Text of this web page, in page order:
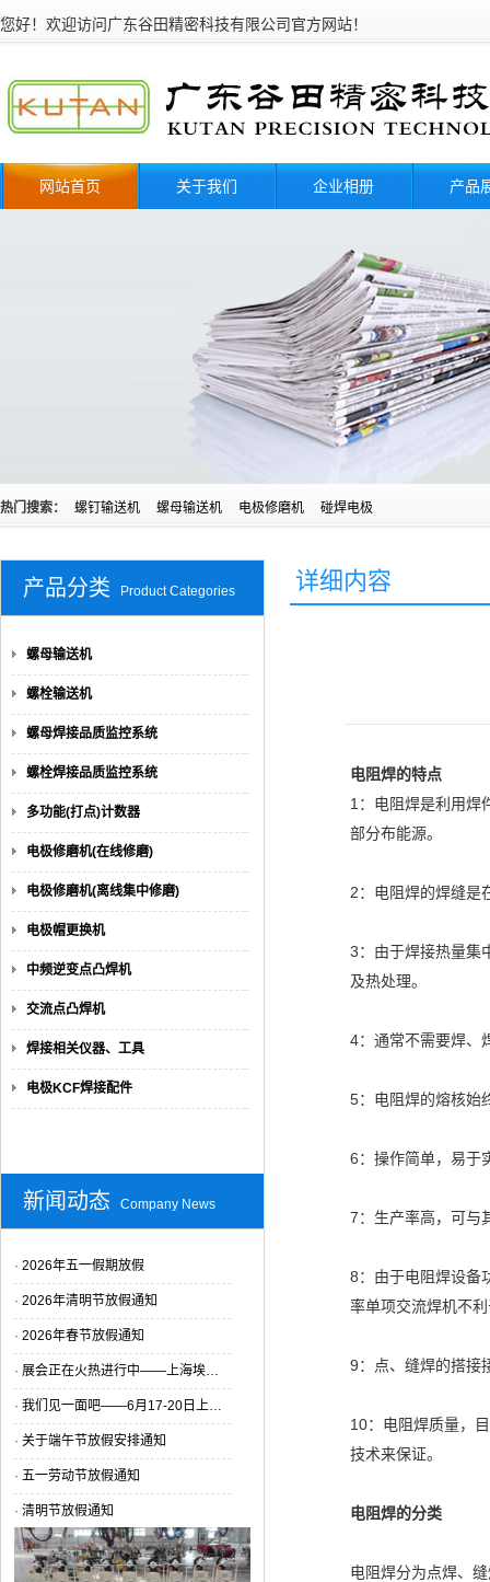
您好！欢迎访问广东谷田精密科技有限公司官
网站首页 关于我们 企业相册 产品
热门搜索： 螺钉输送机 螺母输送机 电极修磨机 碰焊电极
产品分类 Product Categories
螺母输送机
螺栓输送机
螺母焊接品质监控系统
螺栓焊接品质监控系统
多功能(打点)计数器
电极修磨机(在线修磨)
电极修磨机(离线集中修磨)
电极帽更换机
中频逆变点凸焊机
交流点凸焊机
焊接相关仪器、工具
电极KCF焊接配件
新闻动态 Company News
· 2026年五一假期放假
· 2026年清明节放假通知
· 2026年春节放假通知
· 展会正在火热进行中——上海埃…
· 我们见一面吧——6月17-20日上…
· 关于端午节放假安排通知
· 五一劳动节放假通知
· 清明节放假通知
详细内容
电阻焊的特点
1：电阻焊是利用焊
部分布能源。
2：电阻焊的焊缝是
3：由于焊接热量集
及热处理。
4：通常不需要焊、
5：电阻焊的熔核始
6：操作简单，易于
7：生产率高，可与
8：由于电阻焊设备
率单项交流焊机不
9：点、缝焊的搭接
10：电阻焊质量，
技术来保证。
电阻焊的分类
电阻焊分为点焊、